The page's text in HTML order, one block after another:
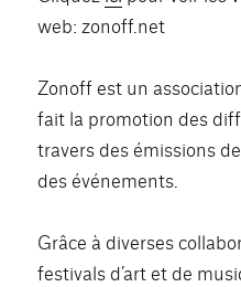
web: zonoff.net
Zonoff est un
fait la promotion des
travers des émissions
des événements.
Grâce à diverses
festivals d’art et de